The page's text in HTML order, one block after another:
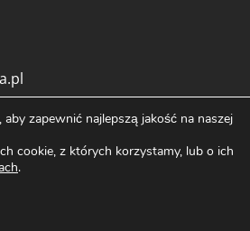
Together
zapewnić najlepszą jakość na naszej
cookie, z których korzystamy, lub o ich
.